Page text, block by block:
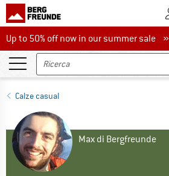
Up to 50% off now in our summer sale
Up to 50% off now in our summer sale »
Calze casual
Max di Bergfreunde